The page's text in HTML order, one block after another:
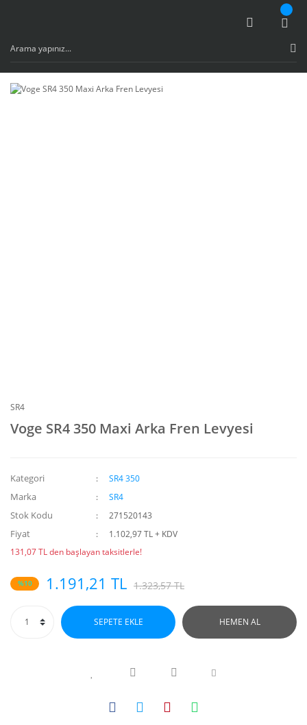
SR4
Voge SR4 350 Maxi Arka Fren Levyesi
Kategori SR4 350
Marka SR4
Stok Kodu 271520143
Fiyat
1.102,97 TL + KDV
131,07 TL den başlayan taksitlerle!
%10 1.191,21 TL 1.323,57 TL
SEPETE EKLE HEMEN AL